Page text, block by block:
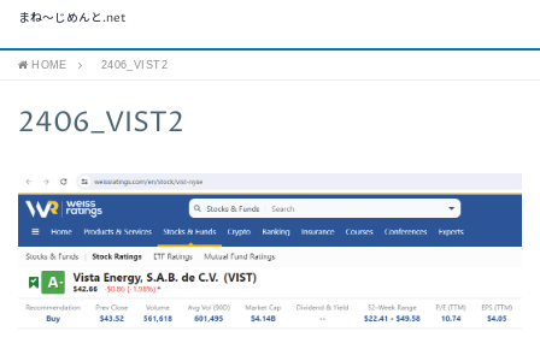
まね～じめんと.net
HOME 2406_VIST2
2406_VIST2